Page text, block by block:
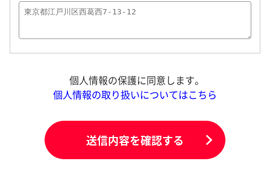
個人情報の保護に同意します。
個人情報の取り扱いについてはこちら
送信内容を確認する